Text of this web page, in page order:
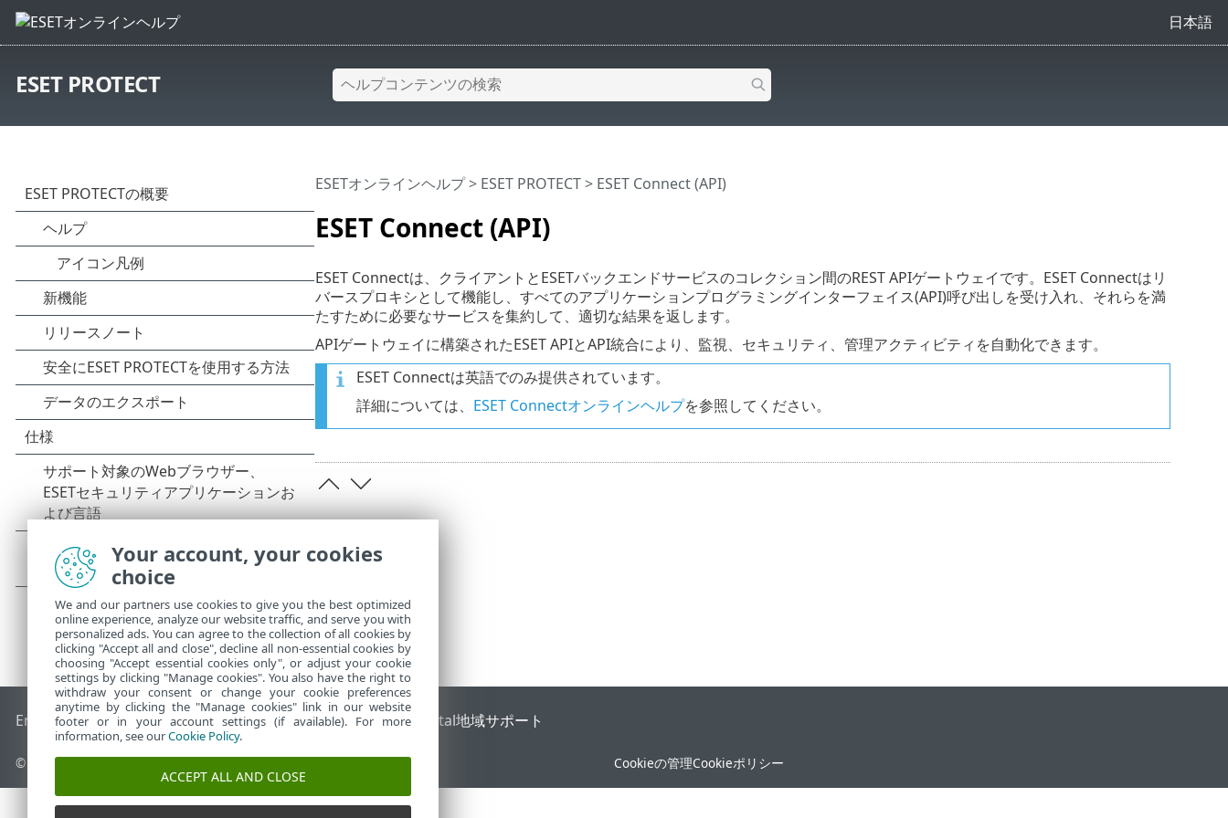
日本語
ESET PROTECT
ESET Connect (API)
ESETオンラインヘルプ> ESET PROTECT> ESET Connect (API)
ESET Connectは、クライアントとESETバックエンドサービスのコレクション間のREST APIゲートウェイです。ESET Connectはリ
バースプロキシとして機能し、すべてのアプリケーションプログラミングインターフェイス(API)呼び出しを受け入れ、それらを満
たすために必要なサービスを集約して、適切な結果を返します。
APIゲートウェイに構築されたESET APIとAPI統合により、監視、セキュリティ、管理アクティビティを自動化できます。
ESET Connectは英語でのみ提供されています。
詳細については、 ESET Connectオンラインヘルプを参照してください。
End of Life ESETナレッジベースESETフォーラムESET Status Portal地域サポート
© 1992 - 2026 ESET, spol. s r.o. - All rights reserved. Cookieの管理Cookieポリシー
Your account, your cookies
choice
We and our partners use cookies to give you the best optimized
online experience, analyze our website traffic, and serve you with
personalized ads. You can agree to the collection of all cookies by
clicking "Accept all and close", decline all non-essential cookies by
choosing "Accept essential cookies only", or adjust your cookie
settings by clicking "Manage cookies". You also have the right to
withdraw your consent or change your cookie preferences
anytime by clicking the "Manage cookies" link in our website
footer or in your account settings (if available). For more
information, see ourCookie Policy.
ACCEPT ALL AND CLOSE